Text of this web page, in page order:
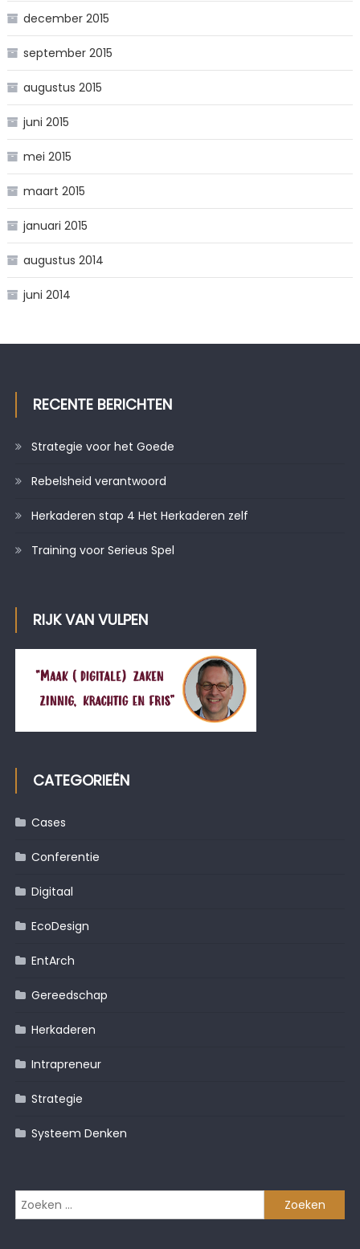
december 2015
september 2015
augustus 2015
juni 2015
mei 2015
maart 2015
januari 2015
augustus 2014
juni 2014
RECENTE BERICHTEN
Strategie voor het Goede
Rebelsheid verantwoord
Herkaderen stap 4 Het Herkaderen zelf
Training voor Serieus Spel
RIJK VAN VULPEN
CATEGORIEËN
Cases
Conferentie
Digitaal
EcoDesign
EntArch
Gereedschap
Herkaderen
Intrapreneur
Strategie
Systeem Denken
Zoeken
naar: